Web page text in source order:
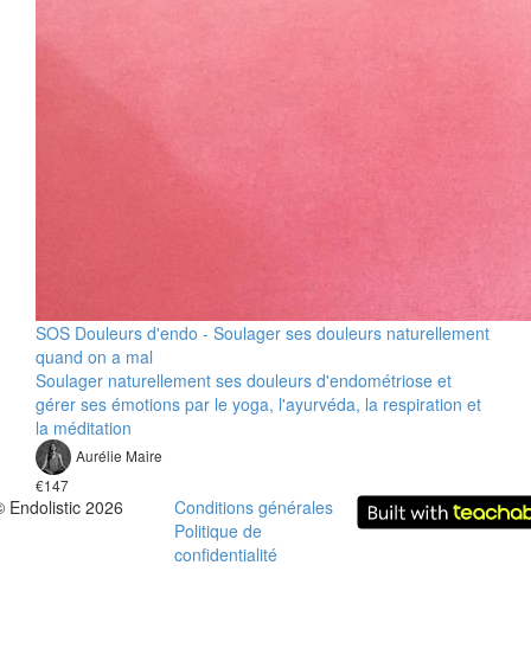
SOS Douleurs d'endo - Soulager ses douleurs naturellement
quand on a mal
Soulager naturellement ses douleurs d'endométriose et
gérer ses émotions par le yoga, l'ayurvéda, la respiration et
la méditation
Aurélie Maire
€147
Endolistic 2026
Conditions générales
Politique de
confidentialité